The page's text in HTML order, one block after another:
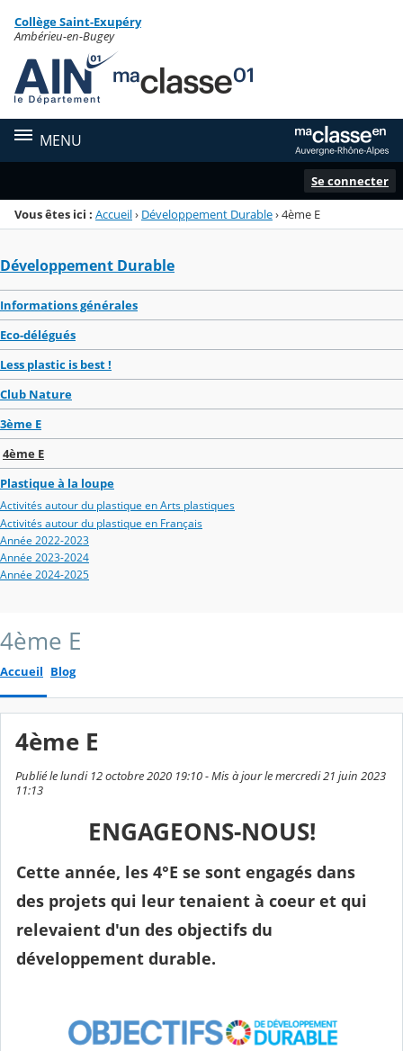
Menu de la rubrique
Contenu
Collège Saint-Exupéry
Ambérieu-en-Bugey
MENU
Se connecter
Vous êtes ici : Accueil› Développement Durable›4ème E
Développement Durable
Informations générales
Eco-délégués
Less plastic is best !
Club Nature
3ème E
4ème E
Plastique à la loupe
Activités autour du plastique en Arts plastiques
Activités autour du plastique en Français
Année 2022-2023
Année 2023-2024
Année 2024-2025
4ème E
Accueil Blog
4ème E
Publié le lundi 12 octobre 2020 19:10 - Mis à jour le mercredi 21 juin 2023
11:13
ENGAGEONS-NOUS!
Cette année, les 4°E se sont engagés dans
des projets qui leur tenaient à coeur et qui
relevaient d'un des objectifs du
développement durable.